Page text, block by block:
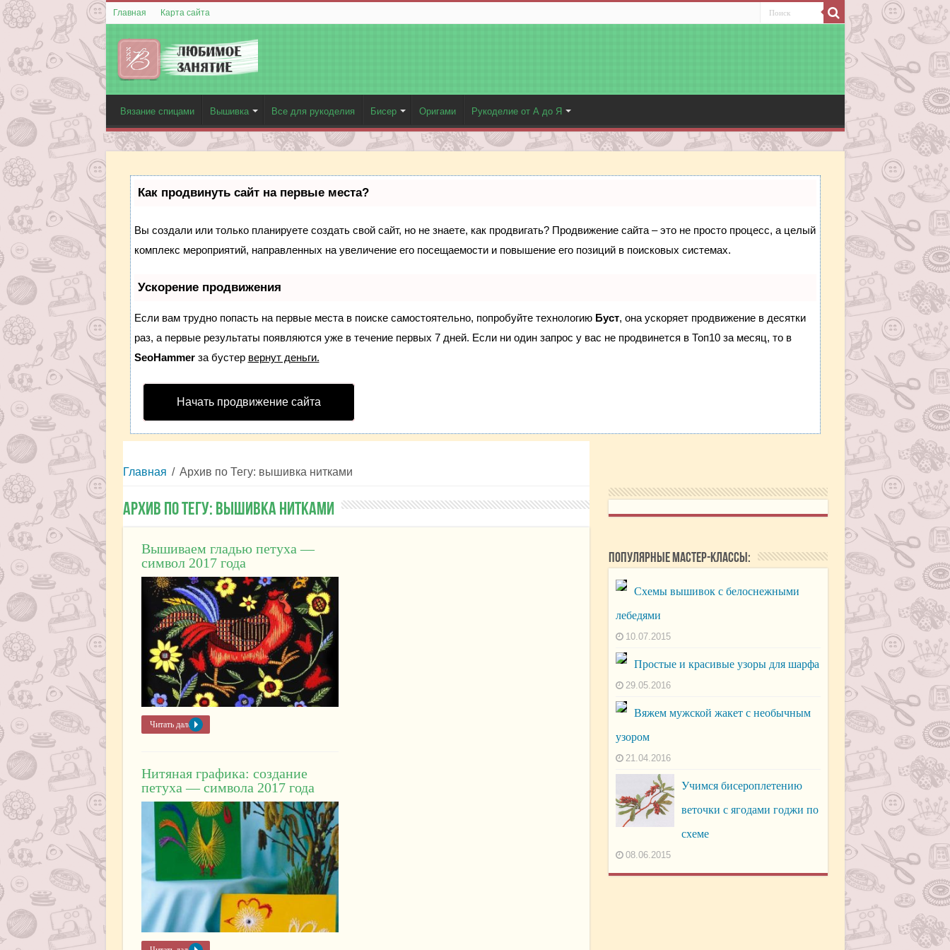
Главная Карта сайта
Вязание спицами Вышивка Все для рукоделия Бисер Оригами Рукоделие от А до Я
Как продвинуть сайт на первые места?
Вы создали или только планируете создать свой сайт, но не знаете, как продвигать? Продвижение сайта – это не просто процесс, а целый
комплекс мероприятий, направленных на увеличение его посещаемости и повышение его позиций в поисковых системах.
Ускорение продвижения
Если вам трудно попасть на первые места в поиске самостоятельно, попробуйте технологию Буст, она ускоряет продвижение в десятки
раз, а первые результаты появляются уже в течение первых 7 дней. Если ни один запрос у вас не продвинется в Топ10 за месяц, то в
SeoHammerза бустер вернут деньги.
Начать продвижение сайта
Главная / Архив по Тегу: вышивка нитками
Архив по Тегу: вышивка нитками
Вышиваем гладью петуха —
символ 2017 года
Читать далее »
Нитяная графика: создание
петуха — символа 2017 года
Популярные мастер-классы:
Схемы вышивок с белоснежными
лебедями
10.07.2015
Простые и красивые узоры для шарфа
29.05.2016
Вяжем мужской жакет с необычным
узором
21.04.2016
Учимся бисероплетению
веточки с ягодами годжи по
схеме
08.06.2015